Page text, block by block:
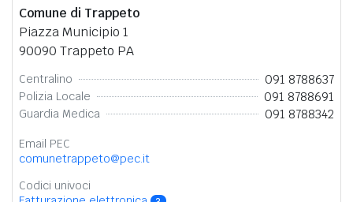
Comune di Trappeto
Piazza Municipio 1
90090 Trappeto PA
Centralino 091 8788637
Polizia Locale 091 8788691
Guardia Medica 091 8788342
Email PEC
comunetrappeto@pec.it
Codici univoci